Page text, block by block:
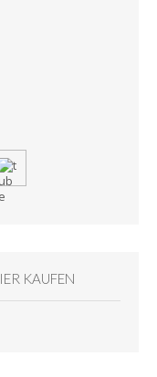
KAUFEN